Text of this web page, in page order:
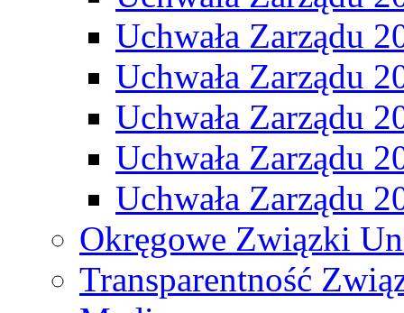
Uchwała Zarządu
Uchwała Zarządu
Uchwała Zarządu
Uchwała Zarządu
Uchwała Zarządu
Okręgowe Związki
Transparentność